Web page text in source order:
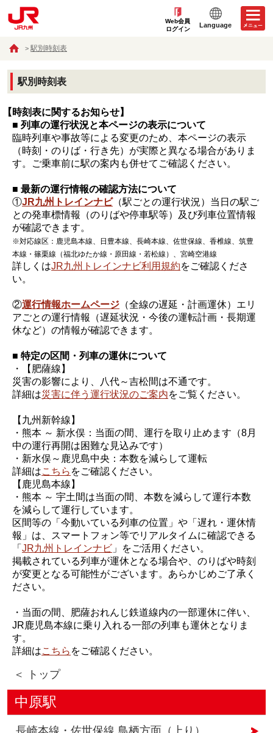
Web会員
ログイン
Language
駅別時刻表
駅別時刻表
【時刻表に関するお知らせ】
■ 列車の運行状況と本ページの表示について
臨時列車や事故等による変更のため、本ページの表示
（時刻・のりば・行き先）が実際と異なる場合がありま
す。ご乗車前に駅の案内も併せてご確認ください。
■ 最新の運行情報の確認方法について
①JR九州トレインナビ（駅ごとの運行状況）当日の駅ご
との発車標情報（のりばや停車駅等）及び列車位置情報
が確認できます。
※対応線区：鹿児島本線、日豊本線、長崎本線、佐世保線、香椎線、筑豊
本線・篠栗線（福北ゆたか線・原田線・若松線）、宮崎空港線
詳しくはJR九州トレインナビ利用規約をご確認くださ
い。
②運行情報ホームページ （全線の遅延・計画運休）エリ
アごとの運行情報（遅延状況・今後の運転計画・長期運
休など）の情報が確認できます。
■ 特定の区間・列車の運休について
・【肥薩線】
災害の影響により、八代～吉松間は不通です。
詳細は災害に伴う運行状況のご案内をご覧ください。
【九州新幹線】
・熊本 ～ 新水俣：当面の間、運行を取り止めます（8月
中の運行再開は困難な見込みです）
・新水俣～鹿児島中央：本数を減らして運転
詳細はこちら をご確認ください。
【鹿児島本線】
・熊本 ～ 宇土間は当面の間、本数を減らして運行本数
を減らして運行しています。
区間等の「今動いている列車の位置」や「遅れ・運休情
報」は、スマートフォン等でリアルタイムに確認できる
「JR九州トレインナビ 」をご活用ください。
掲載されている列車が運休となる場合や、のりばや時刻
が変更となる可能性がございます。あらかじめご了承く
ださい。
・当面の間、肥薩おれんじ鉄道線内の一部運休に伴い、
JR鹿児島本線に乗り入れる一部の列車も運休となりま
す。
詳細はこちら をご確認ください。
＜ トップ
中原駅
長崎本線・佐世保線 鳥栖方面（上り）